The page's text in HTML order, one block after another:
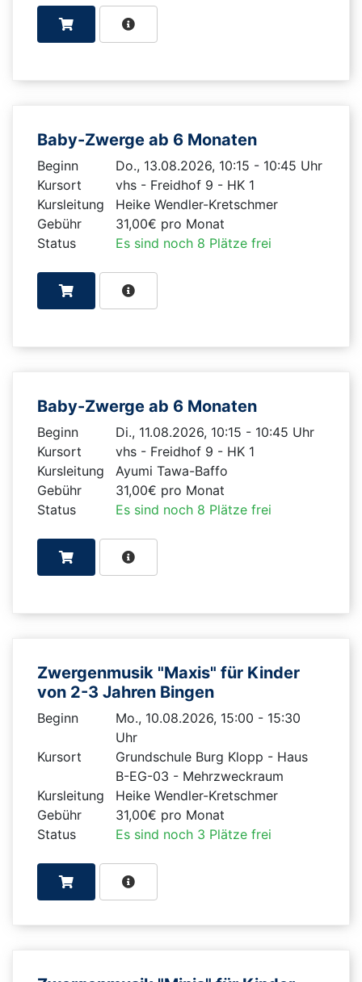
Baby-Zwerge ab 6 Monaten
Beginn
Do., 13.08.2026, 10:15 - 10:45 Uhr
Kursort
vhs - Freidhof 9 - HK 1
Kursleitung
Heike Wendler-Kretschmer
Gebühr
31,00€ pro Monat
Status
Es sind noch 8 Plätze frei
Baby-Zwerge ab 6 Monaten
Beginn
Di., 11.08.2026, 10:15 - 10:45 Uhr
Kursort
vhs - Freidhof 9 - HK 1
Kursleitung
Ayumi Tawa-Baffo
Gebühr
31,00€ pro Monat
Status
Es sind noch 8 Plätze frei
Zwergenmusik "Maxis" für Kinder
von 2-3 Jahren Bingen
Beginn
Mo., 10.08.2026, 15:00 - 15:30
Uhr
Kursort
Grundschule Burg Klopp - Haus
B-EG-03 - Mehrzweckraum
Kursleitung
Heike Wendler-Kretschmer
Gebühr
31,00€ pro Monat
Status
Es sind noch 3 Plätze frei